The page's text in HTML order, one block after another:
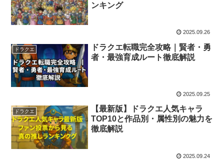
ンキング
2025.09.26
ドラクエ
ドラクエ転職完全攻略｜賢者・勇
者・最強育成ルート徹底解説
2025.09.25
ドラクエ
【最新版】ドラクエ人気キャラ
TOP10と作品別・属性別の魅力を
徹底解説
2025.09.24